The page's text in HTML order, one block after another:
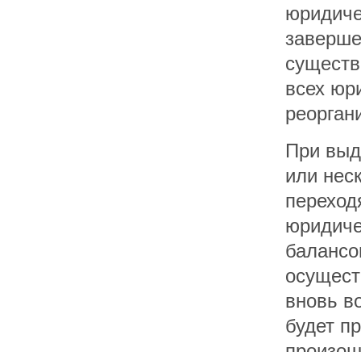
всех
При
или
вновь
будет